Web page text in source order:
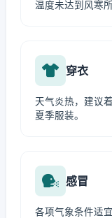
温度未达到风寒
穿衣
天气炎热，建议
夏季服装。
感冒
各项气象条件适